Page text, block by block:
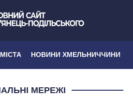
НОВИНИ ХМЕЛЬНИЧЧИНИ
МЕРЕЖІ